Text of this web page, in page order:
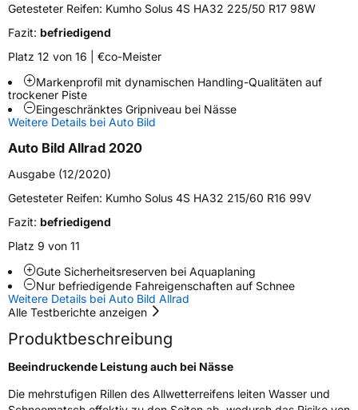
VerwendungGanzjahresreifen
ModellnameSolus 4S HA32
FahrzeugartPKW & SUV
Weitere Eigenschaften
SchlauchtypTL
Zustand Neureifen
M+SJa
EU Label
EffizienzD
Rollgeräusch (Klasse)
Rollgeräusch (dB)71
Getesteter Reifen: Kumho Solus 4S HA32 225/50 R17 98W
Fazit: befriedigend
Platz 12 von 16 | €co-Meister
Markenprofil mit dynamischen Handling-Qualitäten auf
trockener Piste
Eingeschränktes Gripniveau bei Nässe
Weitere Details bei Auto Bild
Auto Bild Allrad 2020
Ausgabe (12/2020)
Getesteter Reifen: Kumho Solus 4S HA32 215/60 R16 99V
Fazit: befriedigend
Platz 9 von 11
Gute Sicherheitsreserven bei Aquaplaning
Nur befriedigende Fahreigenschaften auf Schnee
Weitere Details bei Auto Bild Allrad
Alle Testberichte anzeigen
Produktbeschreibung
Beeindruckende Leistung auch bei Nässe
Die mehrstufigen Rillen des Allwetterreifens leiten Wasser und